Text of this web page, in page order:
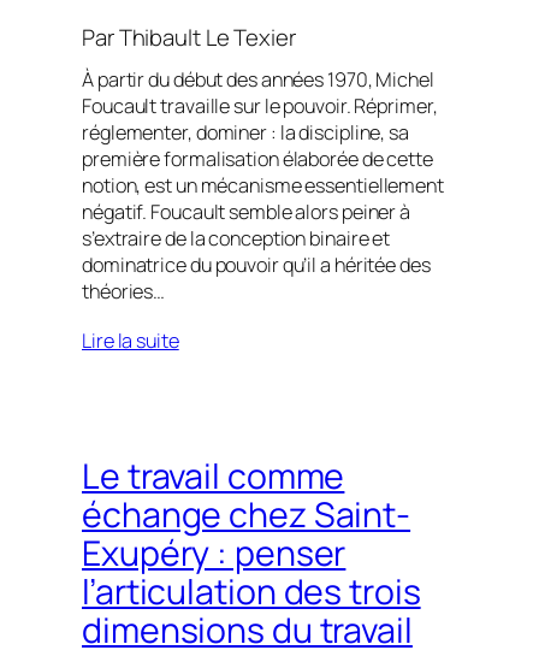
ParThibault Le Texier
À partir du début des années 1970, Michel
Foucault travaille sur le pouvoir. Réprimer,
réglementer, dominer : la discipline, sa
première formalisation élaborée de cette
notion, est un mécanisme essentiellement
négatif. Foucault semble alors peiner à
s’extraire de la conception binaire et
dominatrice du pouvoir qu’il a héritée des
théories…
Lire la suite
Le travail comme
échange chez Saint-
Exupéry : penser
l’articulation des trois
dimensions du travail